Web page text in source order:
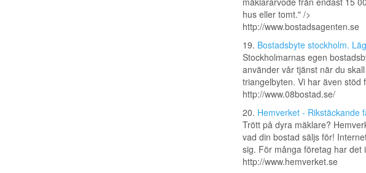
hus eller tomt." />
http://www.bostadsagenten.se
19. Bostadsbyte stockholm.
Stockholmarnas egen
använder vår tjänst när du
triangelbyten. Vi har även stöd
http://www.08bostad.se/
20. Hemverket - Rikstäckande
Trött på dyra mäklare?
vad din bostad säljs för!
sig. För många företag har det
http://www.hemverket.se